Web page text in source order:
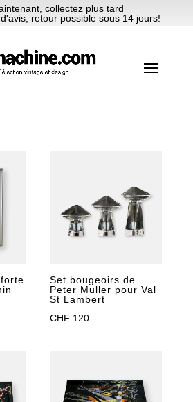
collectez plus tard
retour possible sous 14 jours!
Set bougeoirs de
Peter Muller pour Val
St Lambert
CHF 120